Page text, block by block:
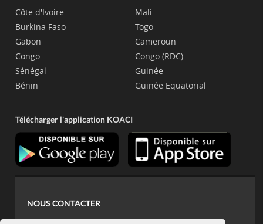
Côte d'Ivoire
Burkina Faso
Gabon
Congo
Sénégal
Bénin
Mali
Togo
Cameroun
Congo (RDC)
Guinée
Guinée Equatorial
Télécharger l'application KOACI
NOUS CONTACTER